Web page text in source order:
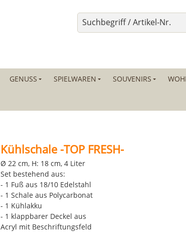
GENUSS SPIELWAREN SOUVENIRS
Kühlschale -TOP FRESH-
Ø 22 cm, H: 18 cm, 4 Liter
Set bestehend aus:
- 1 Fuß aus 18/10 Edelstahl
- 1 Schale aus Polycarbonat
- 1 Kühlakku
- 1 klappbarer Deckel aus
Acryl mit Beschriftungsfeld